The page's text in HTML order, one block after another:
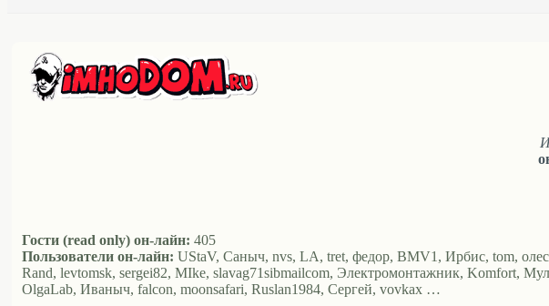
Гости (read only) он-лайн: 405
Пользователи он-лайн: UStaV, Саныч, nvs, LA, tret, федор, BMV1, Ирбис, tom,
Rand, levtomsk, sergei82, MIke, slavag71sibmailcom, Электромонтажник, Komfort,
OlgaLab, Иваныч, falcon, moonsafari, Ruslan1984, Сергей, vovkax …